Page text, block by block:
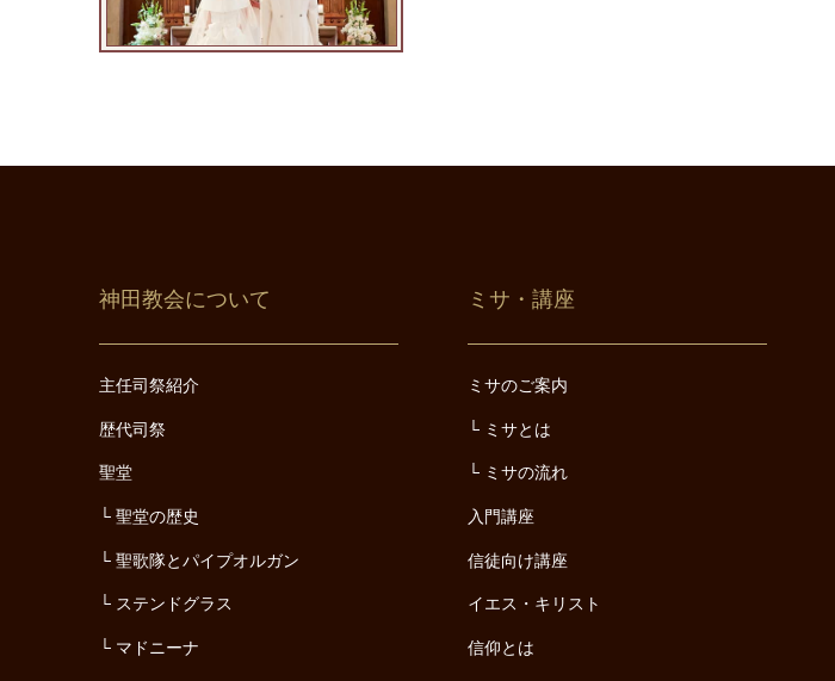
神田教会について
主任司祭紹介
歴代司祭
聖堂
聖堂の歴史
聖歌隊とパイプオルガン
ステンドグラス
マドニーナ
ミサ・講座
ミサのご案内
ミサとは
ミサの流れ
入門講座
信徒向け講座
イエス・キリスト
信仰とは